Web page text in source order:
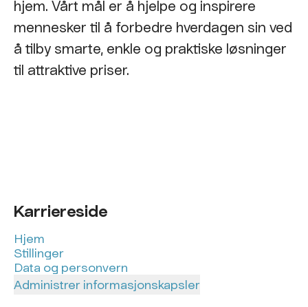
hjem. Vårt mål er å hjelpe og inspirere
mennesker til å forbedre hverdagen sin ved
å tilby smarte, enkle og praktiske løsninger
til attraktive priser.
Karriereside
Hjem
Stillinger
Data og personvern
Administrer informasjonskapsler